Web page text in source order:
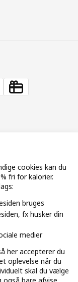
cookies kan du
fri for kalorier.
bruges
fx husker din
medier
her accepterer du
oplevelse når du
skal du vælge